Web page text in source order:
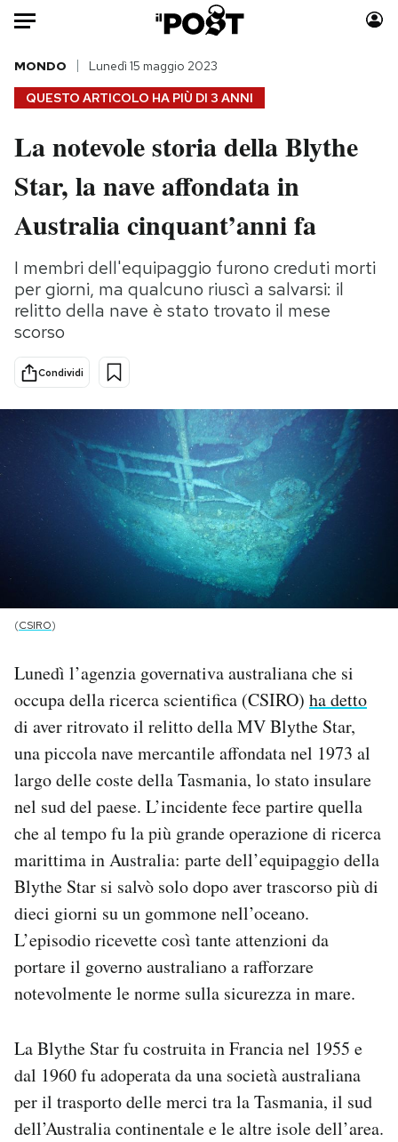
Auto
HOME
Italia
Politica
Tecnologia
Scienza
Cultura
Economia
Sport
Moda
Consumismi
Storie/Idee
Media
Europa
NEWSLETTER
I MIEI PREFERITI
SHOP
CALENDARIO
AREA PERSONALE
Area Personale
Newsletter
Notifiche mobile
Regala il Post
Hai bisogno di aiuto?
Esci
QUESTO ARTICOLO HA PIÙ DI 3 ANNI
MONDO Lunedì 15 maggio 2023
La notevole storia della Blythe
Star, la nave affondata in
Australia cinquant’anni fa
I membri dell'equipaggio furono creduti morti
per giorni, ma qualcuno riuscì a salvarsi: il
relitto della nave è stato trovato il mese
scorso
Condividi
(CSIRO)
Lunedì l’agenzia governativa australiana che si
occupa della ricerca scientifica (CSIRO) ha detto
di aver ritrovato il relitto della MV Blythe Star,
una piccola nave mercantile affondata nel 1973 al
largo delle coste della Tasmania, lo stato insulare
nel sud del paese. L’incidente fece partire quella
che al tempo fu la più grande operazione di ricerca
marittima in Australia: parte dell’equipaggio della
Blythe Star si salvò solo dopo aver trascorso più di
dieci giorni su un gommone nell’oceano.
L’episodio ricevette così tante attenzioni da
portare il governo australiano a rafforzare
notevolmente le norme sulla sicurezza in mare.
La Blythe Star fu costruita in Francia nel 1955 e
dal 1960 fu adoperata da una società australiana
per il trasporto delle merci tra la Tasmania, il sud
dell’Australia continentale e le altre isole dell’area.